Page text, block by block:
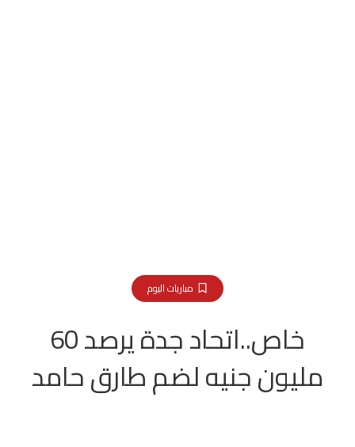
مباريات اليوم
خاص..اتحاد جدة يرصد 60
مليون جنيه لضم طارق حامد